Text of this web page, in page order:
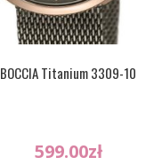
BOCCIA Titanium 3309-10
599.00zł